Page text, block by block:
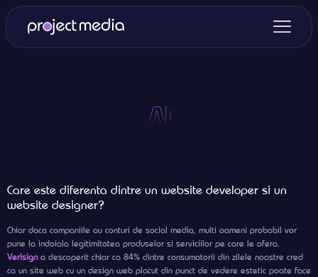
Care este diferenta dintre un website developer si un
website designer?
Chiar daca companiile au conturi de social media, multi oameni probabil vor
pune la indoiala legitimitatea produselor si serviciilor pe care le ofera.
Verisigna descoperit chiar ca 84% dintre consumatorii din zilele noastre cred
ca un site web cu un design web placut din punct de vedere estetic poate face